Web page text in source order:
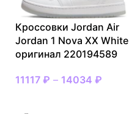
Кроссовки Jordan Air
Jordan 1 Nova XX White
оригинал 220194589
11117 ₽ – 14034 ₽